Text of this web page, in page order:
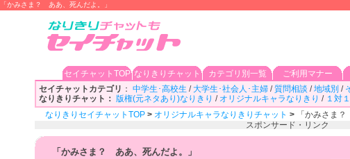
「かみさま？ ああ、死んだよ。」
セイチャットTOP なりきりチャット カテゴリ別一覧 ご利用マナー
セイチャットカテゴリ ： 中学生･高校生 /大学生･社会人･主婦 /質問相談 /地域別 /
なりきりチャット： 版権(元ネタあり)なりきり / オリジナルキャラなりきり / １対
なりきりセイチャットTOP > オリジナルキャラなりきりチャット > 「かみさま
スポンサード・リンク
「かみさま？ ああ、死んだよ。」